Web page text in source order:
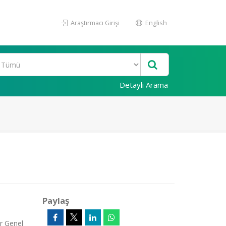
Araştırmacı Girişi English
Detaylı Arama
Genel
Paylaş